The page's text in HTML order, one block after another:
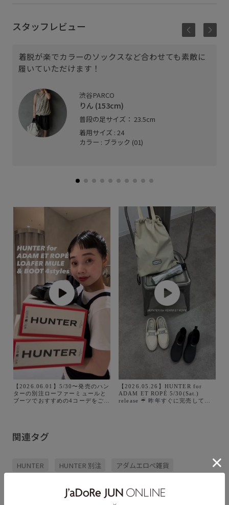
スタッフレビュー
着脱が楽でカラーのソックスなど合わせても素敵に
履いていただけます！
渋谷PARCO
りん (153cm)
普段の足サイズ： 23.5cm
着用サイズ : 24
カラー : ブラック (01)
【2026.06.01】5/30〜発売のハン
ターの別注ローファーミュールと
ブーツでおすすめの4コーデをご紹
【2026.05.26】HUNTER for
ADAM ET ROPÉ 5/30(Sat.)
release ☔︎ 昨年すぐに完売してし
関連タグ
HUNTER HUNTER 別注 アダムエロぺ雑貨